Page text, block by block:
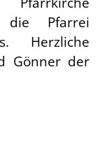
die Pfarrei
Herzliche
Gönner der